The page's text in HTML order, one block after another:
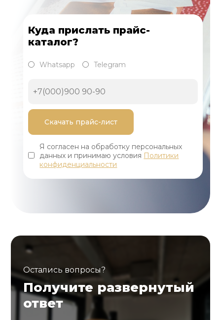
Куда прислать прайс-
каталог?
Whatsapp Telegram
Я согласен на обработку персональных
данных и принимаю условия Политики
конфиденциальности
Остались вопросы?
Получите развернутый
ответ